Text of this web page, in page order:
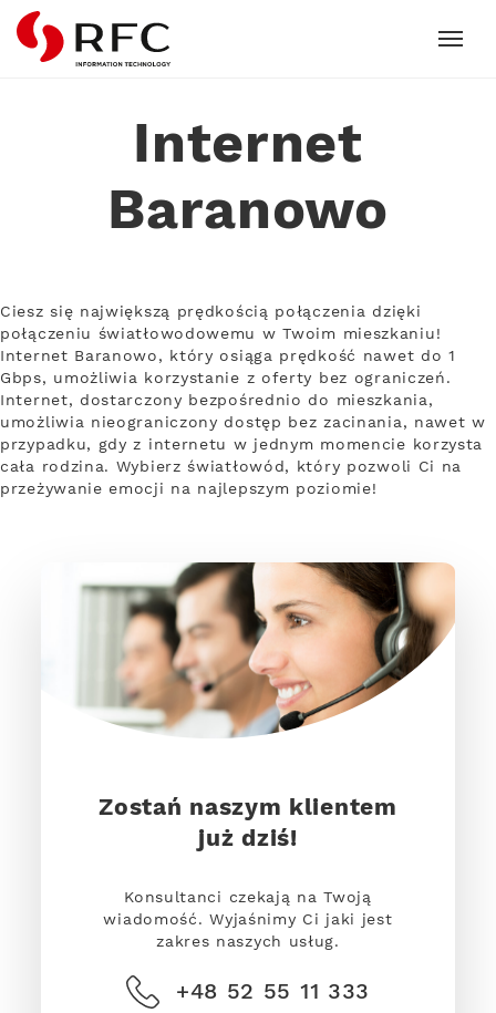
RFC
Internet
Baranowo
Ciesz się największą prędkością połączenia dzięki
połączeniu światłowodowemu w Twoim mieszkaniu!
Internet Baranowo, który osiąga prędkość nawet do 1
Gbps, umożliwia korzystanie z oferty bez ograniczeń.
Internet, dostarczony bezpośrednio do mieszkania,
umożliwia nieograniczony dostęp bez zacinania, nawet w
przypadku, gdy z internetu w jednym momencie korzysta
cała rodzina. Wybierz światłowód, który pozwoli Ci na
przeżywanie emocji na najlepszym poziomie!
Zostań naszym klientem
już dziś!
Konsultanci czekają na Twoją
wiadomość. Wyjaśnimy Ci jaki jest
zakres naszych usług.
+48 52 55 11 333